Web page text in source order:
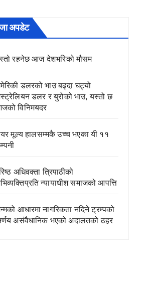
अपडेट
रहनेछ आज देशभरिको मौसम
डलरको भाउ बढ्दा घट्यो
डलर र युरोको भाउ, यस्तो छ
विनिमयदर
मूल्य हालसम्मकै उच्च भएका यी ११
अधिवक्ता त्रिपाठीको
न्यायाधीश समाजको आपत्ति
आधारमा नागरिकता नदिने ट्रम्पको
असंवैधानिक भएको अदालतको ठहर